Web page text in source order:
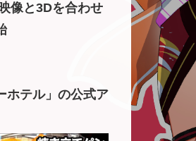
像と3Dを合わせ
ホテル」の公式ア